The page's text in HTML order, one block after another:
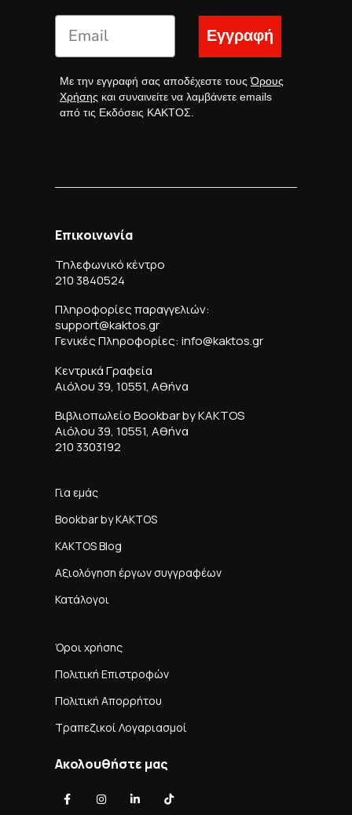
Εγγραφή
Με την εγγραφή σας αποδέχεστε τουςΌρους
Χρήσης και συναινείτε να λαμβάνετε emails
από τις Εκδόσεις ΚΑΚΤΟΣ.
Επικοινωνία
Τηλεφωνικό κέντρο
210 3840524
Πληροφορίες παραγγελιών:
support@kaktos.gr
Γενικές Πληροφορίες: info@kaktos.gr
Κεντρικά Γραφεία
Αιόλου 39, 10551, Αθήνα
Βιβλιοπωλείο Bookbar by KAKTOS
Αιόλου 39, 10551, Αθήνα
210 3303192
Για εμάς
Bookbar by KAKTOS
KAKTOS Blog
Αξιολόγηση έργων συγγραφέων
Κατάλογοι
Όροι χρήσης
Πολιτική Επιστροφών
Πολιτική Απορρήτου
Τραπεζικοί Λογαριασμοί
Ακολουθήστε μας